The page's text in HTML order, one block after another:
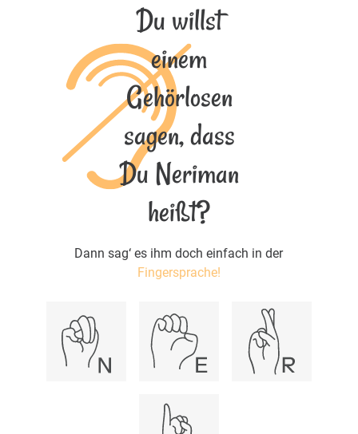
Du willst
einem
Gehörlosen
sagen, dass
Du Neriman
heißt?
Dann sag‘ es ihm doch einfach in der
Fingersprache!